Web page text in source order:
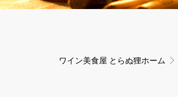
ワイン美食屋 とらぬ狸ホーム